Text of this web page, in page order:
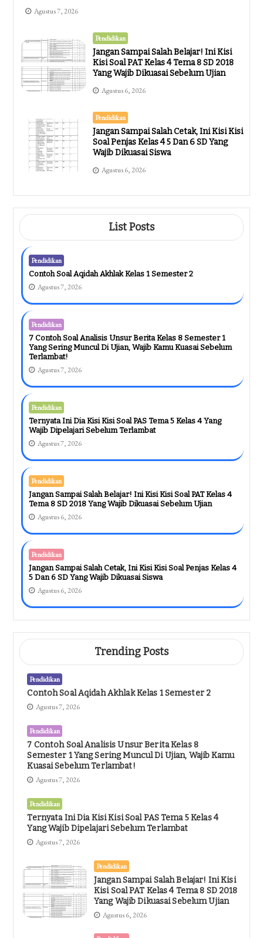
Agustus 7, 2026
Pendidikan
Jangan Sampai Salah Belajar! Ini Kisi
Kisi Soal PAT Kelas 4 Tema 8 SD 2018
Yang Wajib Dikuasai Sebelum Ujian
Agustus 6, 2026
Pendidikan
Jangan Sampai Salah Cetak, Ini Kisi Kisi
Soal Penjas Kelas 4 5 Dan 6 SD Yang
Wajib Dikuasai Siswa
Agustus 6, 2026
List Posts
Pendidikan
Contoh Soal Aqidah Akhlak Kelas 1 Semester 2
Agustus 7, 2026
Pendidikan
7 Contoh Soal Analisis Unsur Berita Kelas 8 Semester 1
Yang Sering Muncul Di Ujian, Wajib Kamu Kuasai Sebelum
Terlambat!
Agustus 7, 2026
Pendidikan
Ternyata Ini Dia Kisi Kisi Soal PAS Tema 5 Kelas 4 Yang
Wajib Dipelajari Sebelum Terlambat
Agustus 7, 2026
Pendidikan
Jangan Sampai Salah Belajar! Ini Kisi Kisi Soal PAT Kelas 4
Tema 8 SD 2018 Yang Wajib Dikuasai Sebelum Ujian
Agustus 6, 2026
Pendidikan
Jangan Sampai Salah Cetak, Ini Kisi Kisi Soal Penjas Kelas 4
5 Dan 6 SD Yang Wajib Dikuasai Siswa
Agustus 6, 2026
Trending Posts
Pendidikan
Contoh Soal Aqidah Akhlak Kelas 1 Semester 2
Agustus 7, 2026
Pendidikan
7 Contoh Soal Analisis Unsur Berita Kelas 8
Semester 1 Yang Sering Muncul Di Ujian, Wajib Kamu
Kuasai Sebelum Terlambat!
Agustus 7, 2026
Pendidikan
Ternyata Ini Dia Kisi Kisi Soal PAS Tema 5 Kelas 4
Yang Wajib Dipelajari Sebelum Terlambat
Agustus 7, 2026
Pendidikan
Jangan Sampai Salah Belajar! Ini Kisi
Kisi Soal PAT Kelas 4 Tema 8 SD 2018
Yang Wajib Dikuasai Sebelum Ujian
Agustus 6, 2026